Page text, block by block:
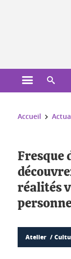
Ouvrir le
Vous êtes ici :
Accueil
Fresque
réalités
Atelier